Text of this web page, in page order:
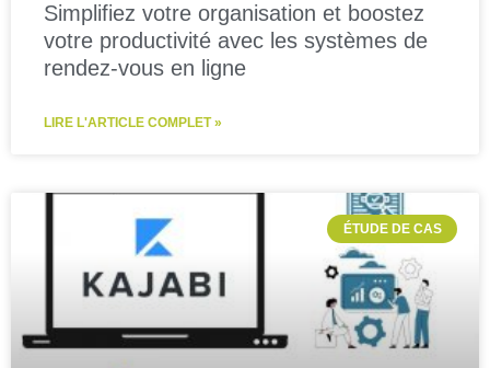
Simplifiez votre organisation et boostez
votre productivité avec les systèmes de
rendez-vous en ligne
LIRE L'ARTICLE COMPLET »
ÉTUDE DE CAS